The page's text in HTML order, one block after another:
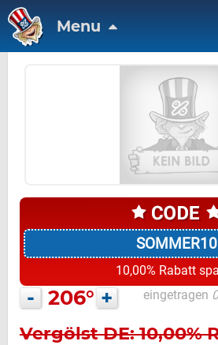
Menu
SOMMER10
10,00% Rabatt
- 206° + eingetragen
Vergölst DE: 10,00%